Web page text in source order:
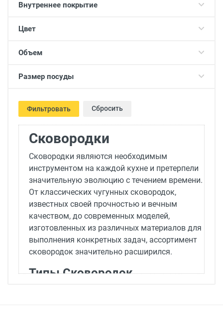
Внутреннее покрытие
Цвет
Объем
Размер посуды
Фильтровать Сбросить
Сковородки
Сковородки являются необходимым
инструментом на каждой кухне и претерпели
значительную эволюцию с течением времени.
От классических чугунных сковородок,
известных своей прочностью и вечным
качеством, до современных моделей,
изготовленных из различных материалов для
выполнения конкретных задач, ассортимент
сковородок значительно расширился.
Типы Сковородок